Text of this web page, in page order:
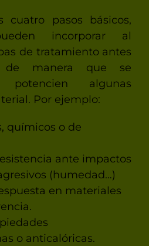
cuatro pasos básicos,
incorporar al
de tratamiento antes
manera que se
algunas
Por ejemplo:
químicos o de
ante impactos
(humedad…)
en materiales
o anticalóricas.